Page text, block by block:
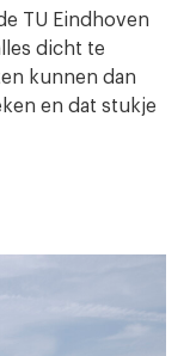
TU Eindhoven
dicht te
kunnen dan
en dat stukje